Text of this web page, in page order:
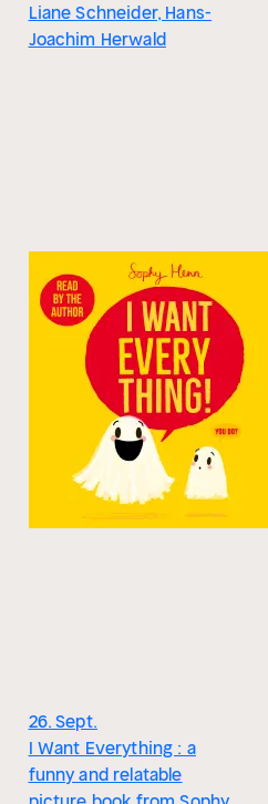
Liane Schneider, Hans-
Joachim Herwald
26. Sept.
I Want Everything : a
funny and relatable